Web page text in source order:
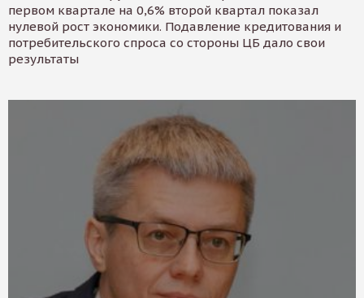
первом квартале на 0,6% второй квартал показал
нулевой рост экономики. Подавление кредитования и
потребительского спроса со стороны ЦБ дало свои
результаты